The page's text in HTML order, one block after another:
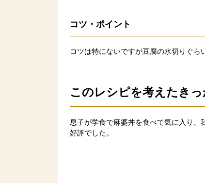
コツ・ポイント
コツは特にないですが豆腐の水切りぐら
このレシピを考えたきっ
息子が学食で麻婆丼を食べて気に入り、
好評でした。